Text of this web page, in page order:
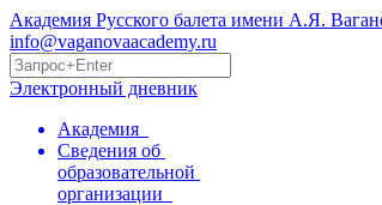
Академия Русского балета имени А.Я.
info@vaganovaacademy.ru
Электронный дневник
Академия
Сведения об
образовательной
организации